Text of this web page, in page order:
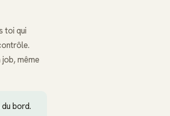
toi qui
même
bord.